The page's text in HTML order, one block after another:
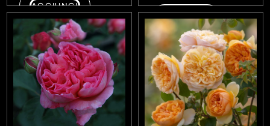
AGGIUNGI
AGGIUNGI